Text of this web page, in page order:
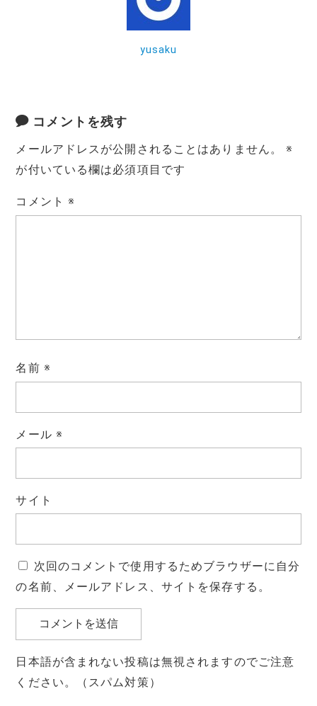
yusaku
コメントを残す
メールアドレスが公開されることはありません。
※
が付いている欄は必須項目です
コメント※
名前 ※
メール ※
サイト
次回のコメントで使用するためブラウザーに自分
の名前、メールアドレス、サイトを保存する。
日本語が含まれない投稿は無視されますのでご注意
ください。（スパム対策）